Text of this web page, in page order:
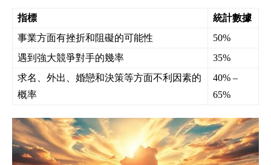
指標
統計數據
事業方面有挫折和阻礙的可能性
50%
遇到強大競爭對手的幾率
35%
求名、外出、婚戀和決策等方面不利因素的
概率
40% –
65%